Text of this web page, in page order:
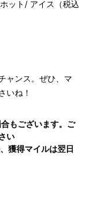
ット/ アイス（税込
ャンス。ぜひ、マ
いね！
もございます。ご
い
獲得マイルは翌日